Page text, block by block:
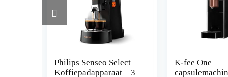
Philips Senseo Select
Koffiepadapparaat – 3
K-fee One